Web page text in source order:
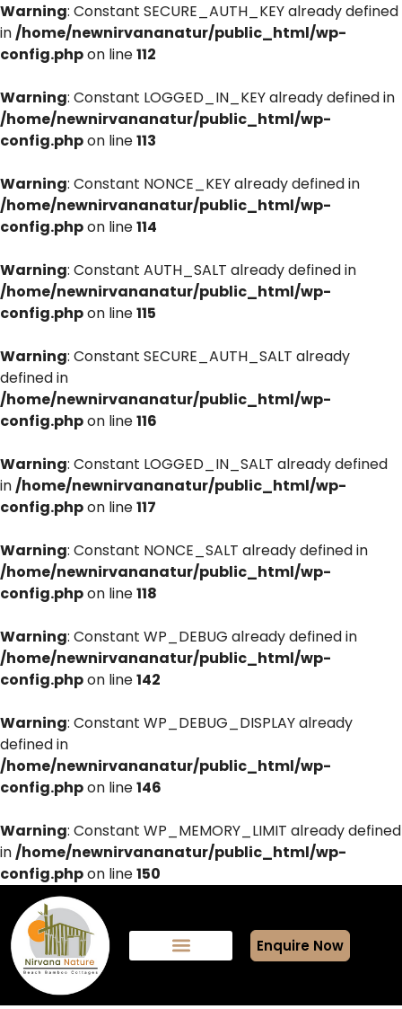
Warning: Constant SECURE_AUTH_KEY already defined
in/home/newnirvananatur/public_html/wp-
config.phpon line112
Warning: Constant LOGGED_IN_KEY already defined in
/home/newnirvananatur/public_html/wp-
config.phpon line113
Warning: Constant NONCE_KEY already defined in
/home/newnirvananatur/public_html/wp-
config.phpon line114
Warning: Constant AUTH_SALT already defined in
/home/newnirvananatur/public_html/wp-
config.phpon line115
Warning: Constant SECURE_AUTH_SALT already
defined in
/home/newnirvananatur/public_html/wp-
config.phpon line116
Warning: Constant LOGGED_IN_SALT already defined
in/home/newnirvananatur/public_html/wp-
config.phpon line117
Warning: Constant NONCE_SALT already defined in
/home/newnirvananatur/public_html/wp-
config.phpon line118
Warning: Constant WP_DEBUG already defined in
/home/newnirvananatur/public_html/wp-
config.phpon line142
Warning: Constant WP_DEBUG_DISPLAY already
defined in
/home/newnirvananatur/public_html/wp-
config.phpon line146
Warning: Constant WP_MEMORY_LIMIT already defined
in/home/newnirvananatur/public_html/wp-
config.phpon line150
Enquire Now